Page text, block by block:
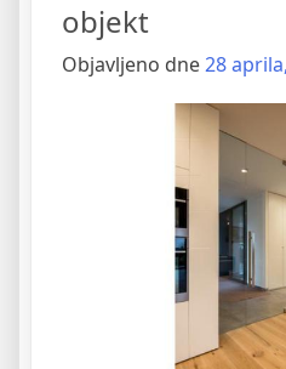
objekt
Objavljeno dne28